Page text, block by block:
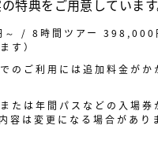
特典をご用意していま
～ / 8時間ツアー 398,000
す）
のご利用には追加料金がか
たは年間パスなどの入場券
容は変更になる場合があり